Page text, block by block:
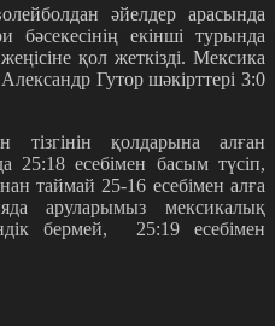
әйелдер арасында
бәсекесінің екінші турында
қол жеткізді. Мексика
Гутор шәкірттері 3:0
тізгінін қолдарына алған
25:18 есебімен басым түсіп,
таймай 25-16 есебімен алға
аруларымыз мексикалық
бермей, 25:19 есебімен